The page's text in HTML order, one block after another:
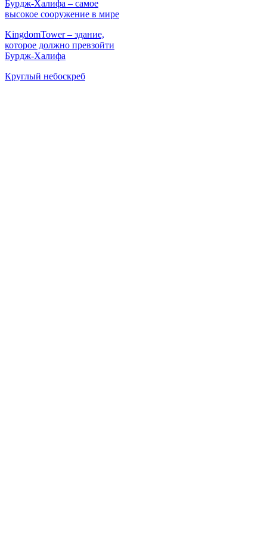
Бурдж-Халифа – самое
высокое сооружение в мире
KingdomTower – здание,
которое должно превзойти
Бурдж-Халифа
Круглый небоскреб